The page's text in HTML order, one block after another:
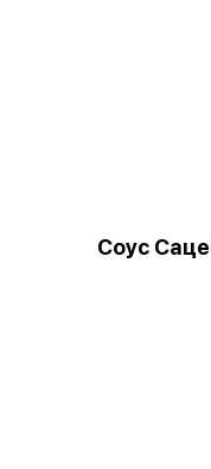
Соус